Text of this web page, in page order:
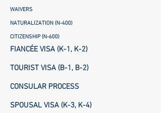
WAIVERS
NATURALIZATION (N-400)
CITIZENSHIP (N-600)
FIANCÉE VISA (K-1, K-2)
TOURIST VISA (B-1, B-2)
CONSULAR PROCESS
SPOUSAL VISA (K-3, K-4)